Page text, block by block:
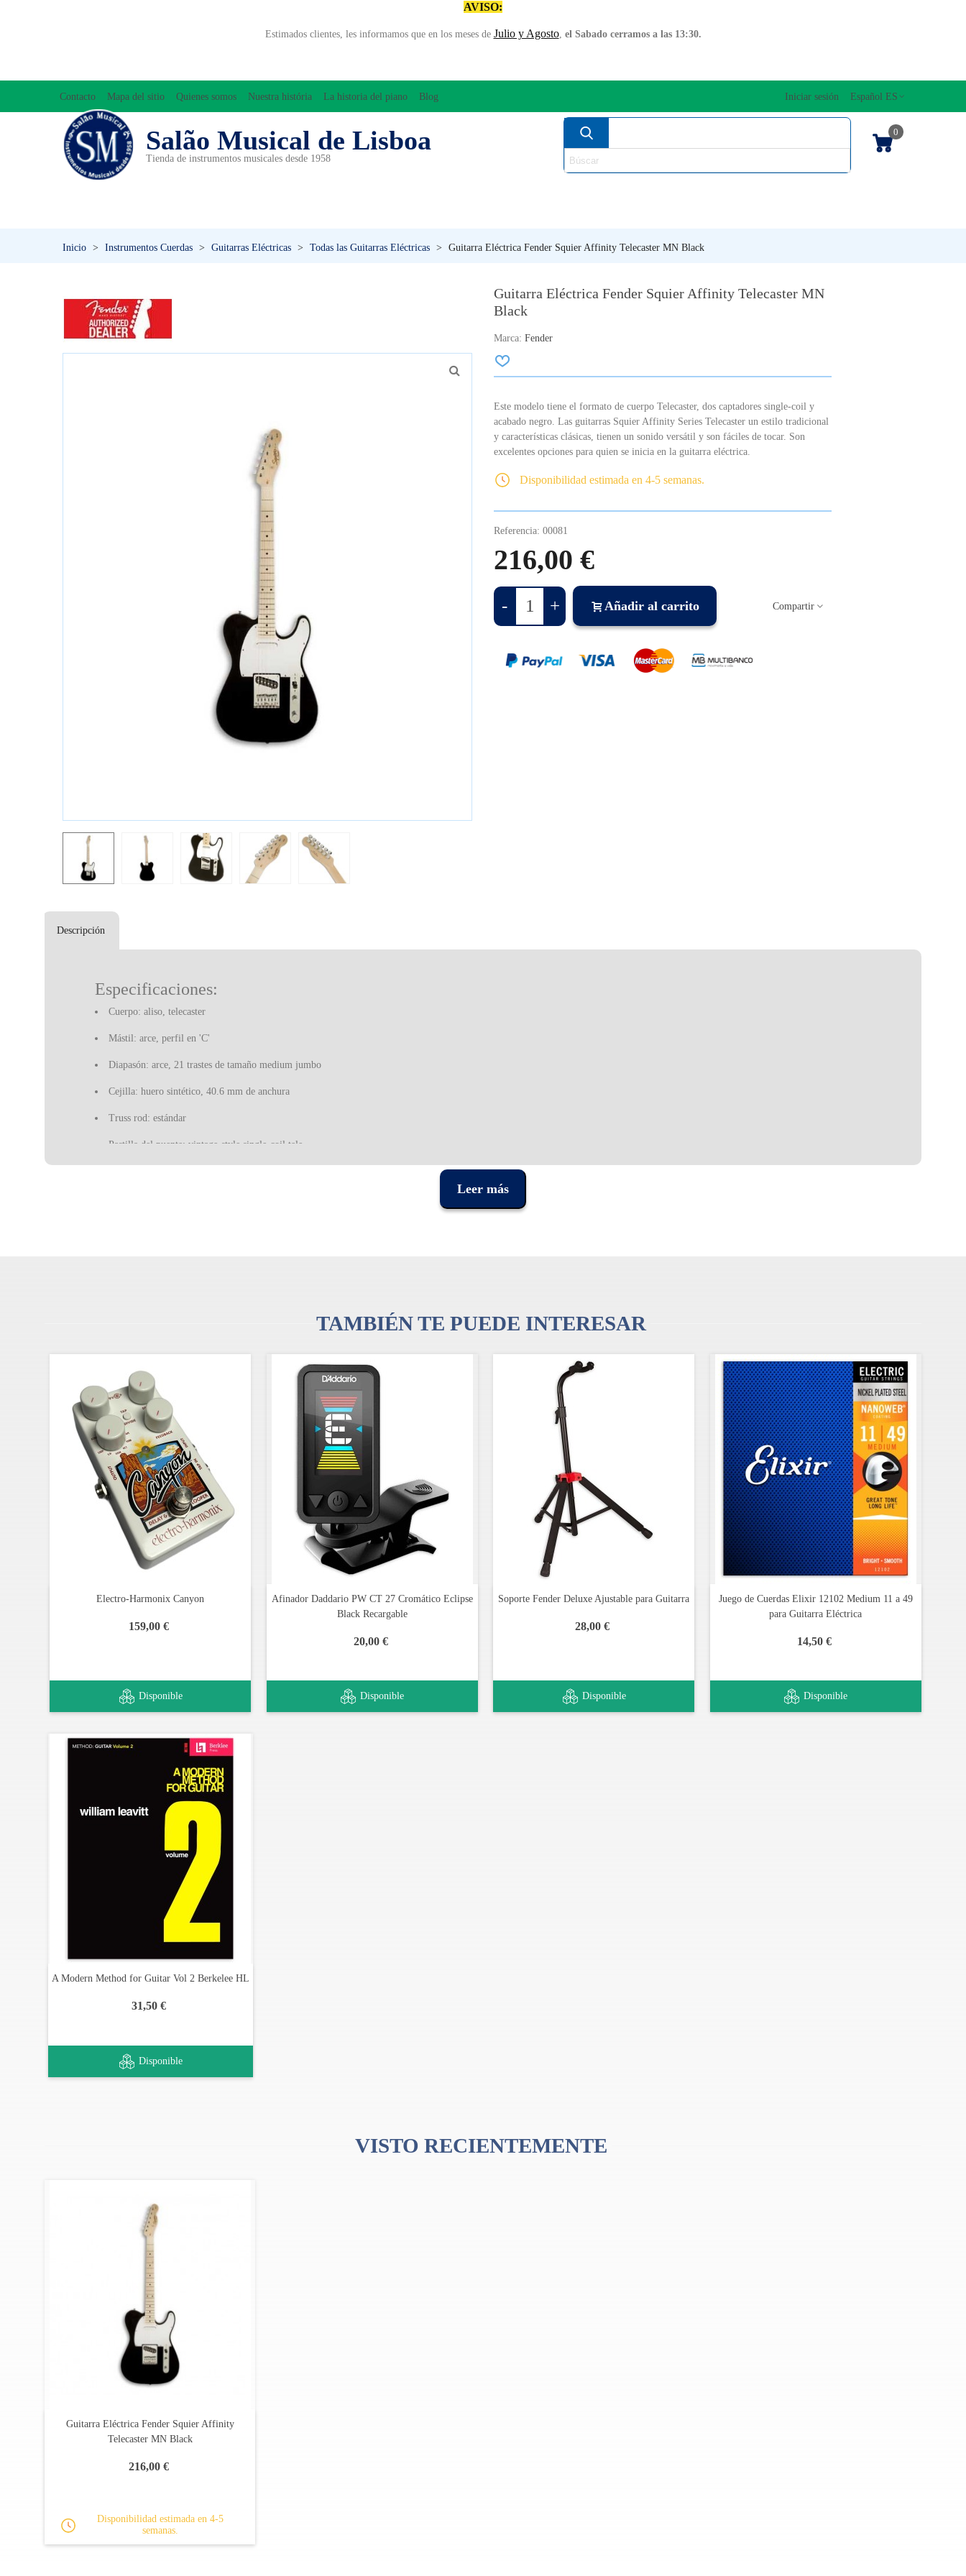
AVISO:
Estimados clientes, les informamos que en los meses de Julio y Agosto, el Sabado cerramos a las 13:30.
Contacto Mapa del sitio Quienes somos Nuestra história La historia del piano Blog Iniciar sesión Español ES
Salão Musical de Lisboa
Tienda de instrumentos musicales desde 1958
0
Inicio > Instrumentos Cuerdas > Guitarras Eléctricas > Todas las Guitarras Eléctricas > Guitarra Eléctrica Fender Squier Affinity Telecaster MN Black
Guitarra Eléctrica Fender Squier Affinity Telecaster MN
Black
Marca: Fender
Este modelo tiene el formato de cuerpo Telecaster, dos captadores single-coil y
acabado negro. Las guitarras Squier Affinity Series Telecaster un estilo tradicional
y características clásicas, tienen un sonido versátil y son fáciles de tocar. Son
excelentes opciones para quien se inicia en la guitarra eléctrica.
Disponibilidad estimada en 4-5 semanas.
Referencia: 00081
216,00 €
- + Añadir al carrito Compartir
Descripción
Especificaciones:
Cuerpo: aliso, telecaster
Mástil: arce, perfil en 'C'
Diapasón: arce, 21 trastes de tamaño medium jumbo
Cejilla: huero sintético, 40.6 mm de anchura
Truss rod: estándar
Pastilla del puente: vintage-style single-coil tele
Cuerdas: Fender USA 250L, NPS (calibre .009-.042)
Acabado: poliuretano
Leer más
TAMBIÉN TE PUEDE INTERESAR
Electro-Harmonix Canyon
159,00 €
Disponible
Afinador Daddario PW CT 27 Cromático Eclipse
Black Recargable
20,00 €
Disponible
Soporte Fender Deluxe Ajustable para Guitarra
28,00 €
Disponible
Juego de Cuerdas Elixir 12102 Medium 11 a 49
para Guitarra Eléctrica
14,50 €
Disponible
A Modern Method for Guitar Vol 2 Berkelee HL
31,50 €
Disponible
VISTO RECIENTEMENTE
Guitarra Eléctrica Fender Squier Affinity
Telecaster MN Black
216,00 €
Disponibilidad estimada en 4-5
semanas.